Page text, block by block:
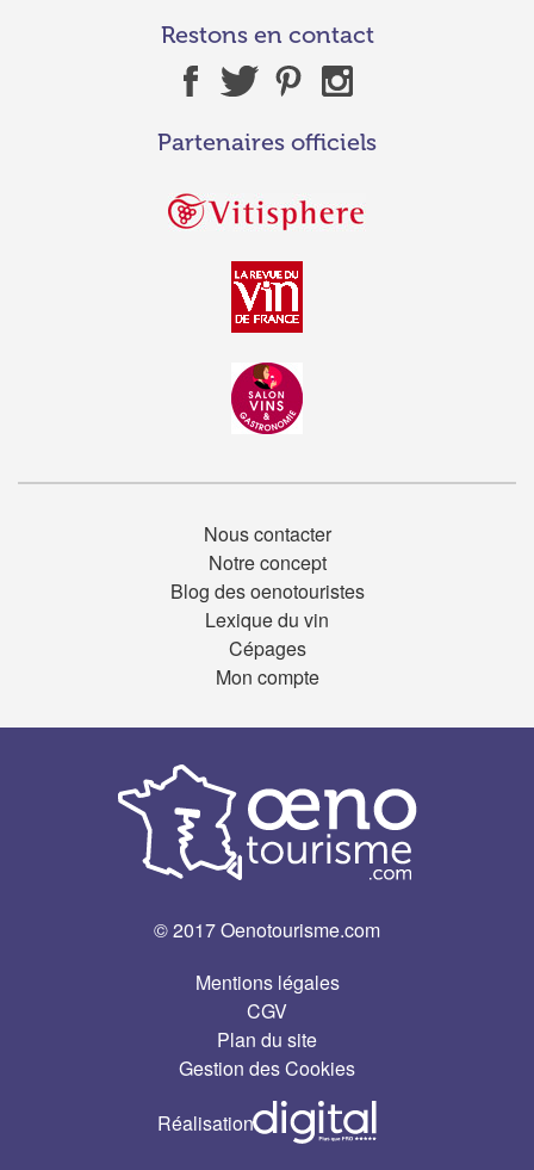
Restons en contact
Partenaires officiels
Nous contacter
Notre concept
Blog des oenotouristes
Lexique du vin
Cépages
Mon compte
© 2017 Oenotourisme.com
Réalisation
Mentions légales
CGV
Plan du site
Gestion des Cookies